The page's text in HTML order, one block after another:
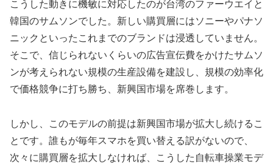
こうした動きに機敏に対応したのが台湾のファーウエイと
韓国のサムソンでした。新しい購買層にはソニーやパナソ
ニックといったこれまでのブランドは浸透していません。
そこで、信じられないくらいの広告宣伝費をかけたサムソ
ンが考えられない規模の生産設備を建設し、規模の効率化
で価格競争に打ち勝ち、新興国市場を席巻します。
しかし、このモデルの前提は新興国市場が拡大し続けるこ
とです。誰もが毎年スマホを買い替える訳がないので、
次々に購買層を拡大しなければ、こうした自転車操業モデ